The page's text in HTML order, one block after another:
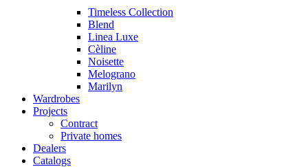
Timeless Collection
Blend
Linea Luxe
Cèline
Noisette
Melograno
Marilyn
Wardrobes
Projects
Contract
Private homes
Dealers
Catalogs